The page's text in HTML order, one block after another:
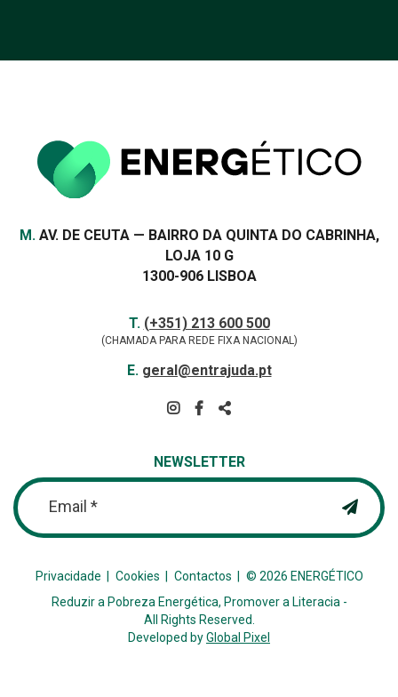
Morada
M.AV. DE CEUTA — BAIRRO DA QUINTA DO CABRINHA,
LOJA 10 G
1300-906 LISBOA
T. (+351) 213 600 500
(CHAMADA PARA REDE FIXA NACIONAL)
E. geral@entrajuda.pt
REDE
NEWSLETTER
Email *
Privacidade Cookies Contactos
© 2026 ENERGÉTICO
Reduzir a Pobreza Energética, Promover a Literacia -
All Rights Reserved.
Developed byGlobal Pixel